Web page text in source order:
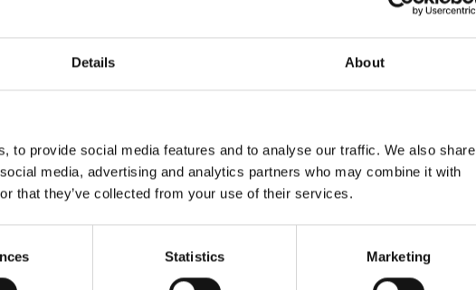
Details About
to provide social media features and to analyse our traffic. We also share
media, advertising and analytics partners who may combine it with
that they’ve collected from your use of their services.
Statistics Marketing
línia.
completa de com els empleats interactuen
fer un seguiment de diverses capacitats en